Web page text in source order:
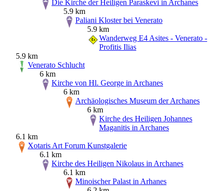
Die Kirche der Heiligen Paraskevi in Archanes
5.9 km
Paliani Kloster bei Venerato
5.9 km
Wanderweg E4 Asites - Venerato -
Profitis Ilias
5.9 km
Venerato Schlucht
6 km
Kirche von Hl. George in Archanes
6 km
Archäologisches Museum der Archanes
6 km
Kirche des Heiligen Johannes
Maganitis in Archanes
6.1 km
Xotaris Art Forum Kunstgalerie
6.1 km
Kirche des Heiligen Nikolaus in Archanes
6.1 km
Minoischer Palast in Arhanes